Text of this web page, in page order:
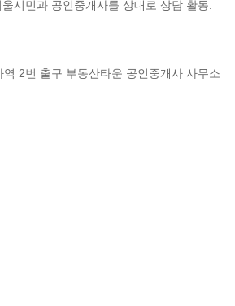
시민과 공인중개사를 상대로 상담 활동.
2번 출구 부동산타운 공인중개사 사무소